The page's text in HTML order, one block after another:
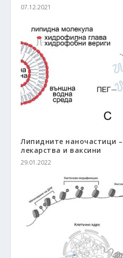
07.12.2021
Липидните наночастици
лекарства и ваксини
29.01.2022